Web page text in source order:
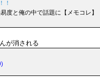
！
度と俺の中で話題に【メモコレ】
が消される